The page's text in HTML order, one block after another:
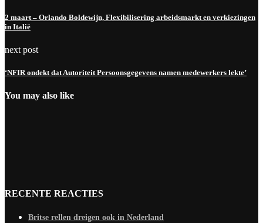
2 maart – Orlando Boldewijn, Flexibilisering arbeidsmarkt en verkiezingen
in Italië
next post
‘NFIR ondekt dat Autoriteit Persoonsgegevens namen medewerkers lekte’
You may also like
RECENTE REACTIES
Britse rellen dreigen ook in Nederland